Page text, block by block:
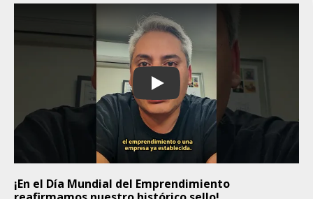
Play
¡En el Día Mundial del Emprendimiento